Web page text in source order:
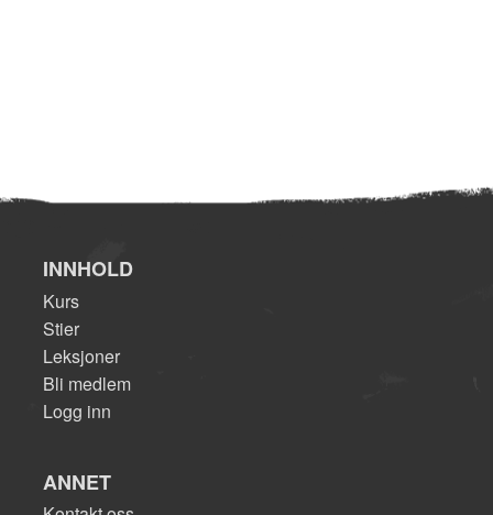
INNHOLD
Kurs
Stier
Leksjoner
Bli medlem
Logg inn
ANNET